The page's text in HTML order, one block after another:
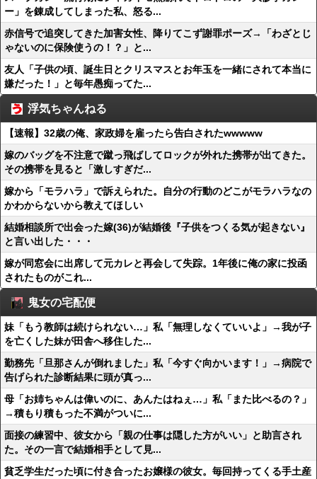
ー」を錬成してしまった私、怒る...
赤信号で追突してきた加害女性、降りてこず謝罪ポーズ→「わざとじ
ゃないのに保険使うの！？」と...
友人「子供の頃、誕生日とクリスマスとお年玉を一緒にされて本当に
嫌だった！」と毎年愚痴ってた...
浮気ちゃんねる
【速報】32歳の俺、家政婦を雇ったら告白されたwwwww
嫁のバッグを不注意で蹴っ飛ばしてロックが外れた携帯が出てきた。
その携帯を見ると「激しすぎだ...
嫁から「モラハラ」で訴えられた。自分の行動のどこがモラハラなの
かわからないから教えてほしい
結婚相談所で出会った嫁(36)が結婚後『子供をつくる気が起きない』
と言い出した・・・
嫁が同窓会に出席して元カレと再会して失踪。1年後に俺の家に投函
されたものがこれ...
鬼女の宅配便
妹「もう教師は続けられない…」私「無理しなくていいよ」→我が子
を亡くした妹が田舎へ移住した...
勤務先「旦那さんが倒れました」私「今すぐ向かいます！」→病院で
告げられた診断結果に頭が真っ...
母「お姉ちゃんは偉いのに、あんたはねぇ…」私「また比べるの？」
→積もり積もった不満がついに...
面接の練習中、彼女から「親の仕事は隠した方がいい」と助言され
た。その一言で結婚相手として見...
貧乏学生だった頃に付き合ったお嬢様の彼女。毎回持ってくる手土産